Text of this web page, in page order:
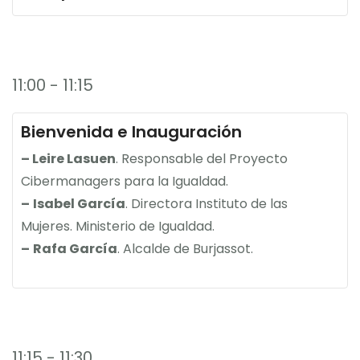
11:00 - 11:15
Bienvenida e Inauguración
– Leire Lasuen. Responsable del Proyecto
Cibermanagers para la Igualdad.
– Isabel García. Directora Instituto de las
Mujeres. Ministerio de Igualdad.
– Rafa García. Alcalde de Burjassot.